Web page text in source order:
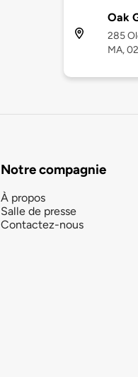
Oak
285
MA,
Notre compagnie
À propos
Salle de presse
Contactez-nous